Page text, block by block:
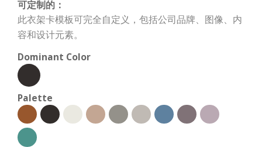
可定制的：
此衣架卡模板可完全自定义，包括公司品牌、图像、内
容和设计元素。
Dominant Color
Palette